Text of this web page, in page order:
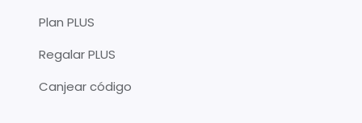
Plan PLUS
Regalar PLUS
Canjear código